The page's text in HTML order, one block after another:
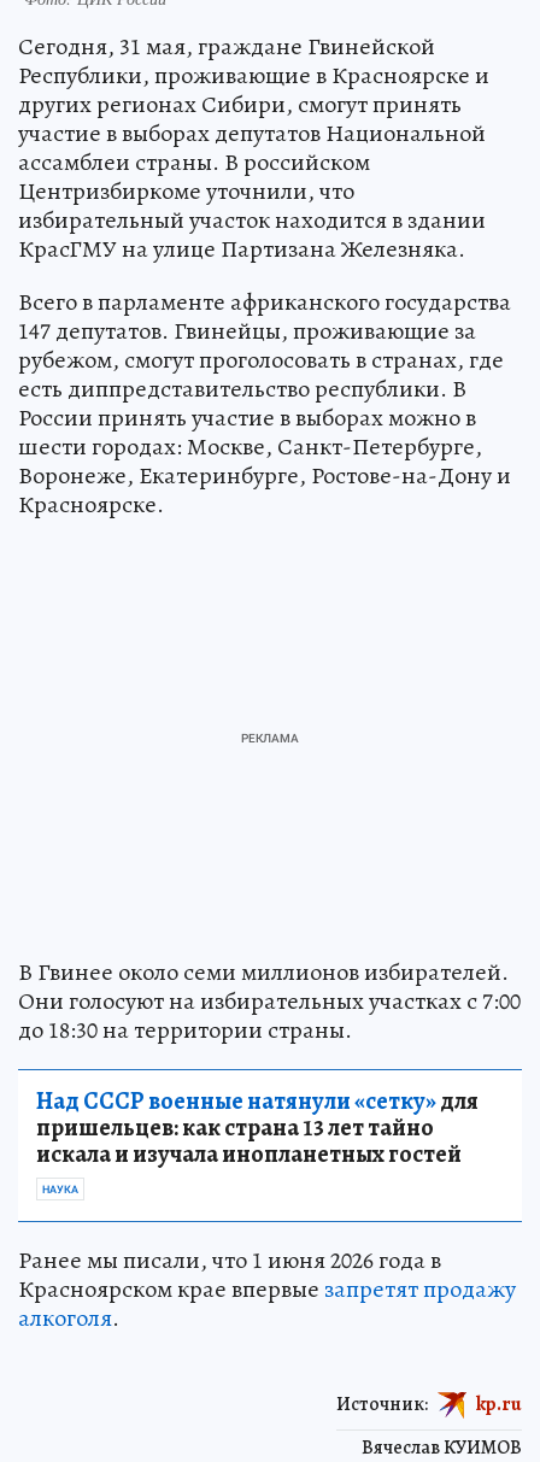
Сегодня, 31 мая, граждане Гвинейской
Республики, проживающие в Красноярске и
других регионах Сибири, смогут принять
участие в выборах депутатов Национальной
ассамблеи страны. В российском
Центризбиркоме уточнили, что
избирательный участок находится в здании
КрасГМУ на улице Партизана Железняка.
Всего в парламенте африканского государства
147 депутатов. Гвинейцы, проживающие за
рубежом, смогут проголосовать в странах, где
есть диппредставительство республики. В
России принять участие в выборах можно в
шести городах: Москве, Санкт-Петербурге,
Воронеже, Екатеринбурге, Ростове-на-Дону и
Красноярске.
В Гвинее около семи миллионов избирателей.
Они голосуют на избирательных участках с 7:00
до 18:30 на территории страны.
Над СССР военные натянули «сетку»для
пришельцев: как страна 13 лет тайно
искала и изучала инопланетных гостей
НАУКА
Ранее мы писали, что 1 июня 2026 года в
Красноярском крае впервые запретят продажу
алкоголя.
Вячеслав КУИМОВ
Источник: kp.ru